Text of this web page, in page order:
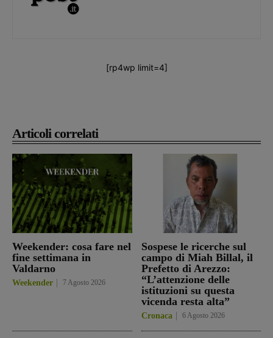
Articoli correlati
Weekender: cosa fare nel
fine settimana in
Valdarno
Weekender 7 Agosto 2026
Sospese le ricerche sul
campo di Miah Billal, il
Prefetto di Arezzo:
“L’attenzione delle
istituzioni su questa
vicenda resta alta”
Cronaca 6 Agosto 2026
[rp4wp limit=4]